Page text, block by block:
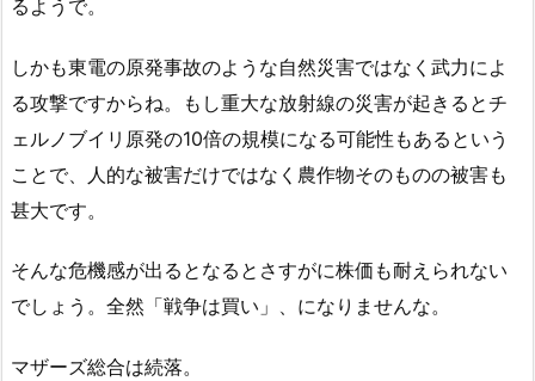
るようで。
しかも東電の原発事故のような自然災害ではなく武力によ
る攻撃ですからね。もし重大な放射線の災害が起きるとチ
ェルノブイリ原発の10倍の規模になる可能性もあるという
ことで、人的な被害だけではなく農作物そのものの被害も
甚大です。
そんな危機感が出るとなるとさすがに株価も耐えられない
でしょう。全然「戦争は買い」、になりませんな。
マザーズ総合は続落。